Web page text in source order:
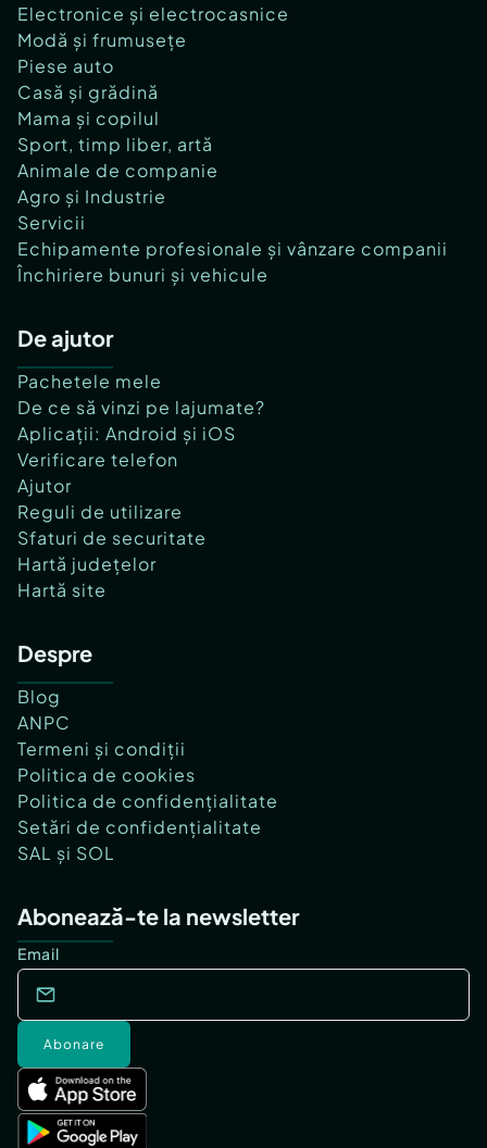
Electronice și electrocasnice
Modă și frumusețe
Piese auto
Casă și grădină
Mama și copilul
Sport, timp liber, artă
Animale de companie
Agro și Industrie
Servicii
Echipamente profesionale și vânzare companii
Închiriere bunuri și vehicule
De ajutor
Pachetele mele
De ce să vinzi pe lajumate?
Aplicații: Android și iOS
Verificare telefon
Ajutor
Reguli de utilizare
Sfaturi de securitate
Hartă județelor
Hartă site
Despre
Blog
ANPC
Termeni și condiții
Politica de cookies
Politica de confidențialitate
Setări de confidențialitate
SAL și SOL
Abonează-te la newsletter
Email
Abonare